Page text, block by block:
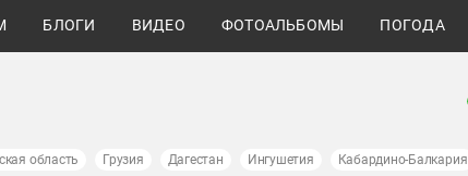
БЛОГИ ВИДЕО ФОТОАЛЬБОМЫ ПОГОДА
область Грузия Дагестан Ингушетия Кабардино-Балкария